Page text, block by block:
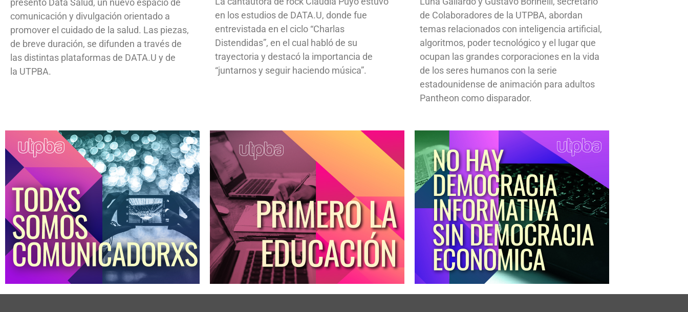
presentó Data Salud, un nuevo espacio de
comunicación y divulgación orientado a
promover el cuidado de la salud. Las piezas,
de breve duración, se difunden a través de
las distintas plataformas de DATA.U y de
la UTPBA.
en los estudios de DATA.U, donde fue
entrevistada en el ciclo “Charlas
Distendidas”, en el cual habló de su
trayectoria y destacó la importancia de
“juntarnos y seguir haciendo música”.
de Colaboradores de la UTPBA, abordan
temas relacionados con inteligencia artificial,
algoritmos, poder tecnológico y el lugar que
ocupan las grandes corporaciones en la vida
de los seres humanos con la serie
estadounidense de animación para adultos
Pantheon como disparador.